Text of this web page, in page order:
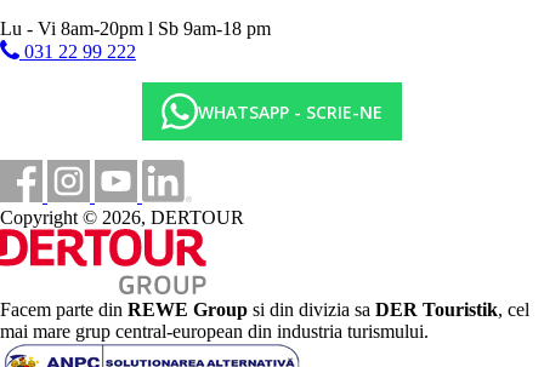
2 piscine exterioare (pentru adulti si copii)
SPA
salon de infrumusetare
inchirieri auto
inchiriere carucior pentru copii (contra cost)
club pentru copii (4-12 ani)
spalatorie
Descrierea plajei
plaja cu nisip si pietris, premiata cu steag albastru
170 m lungime
intrarea treptata in mare
la aproximativ 100 m de hotel
sezlonguri, umbrele si prosoape de plaja gratuite
bar pe plaja (in cadrul Ultra All Inclusive)
Lu - Vi 8am-20pm l Sb 9am-18 pm
031 22 99 222
WHATSAPP - SCRIE-NE
Copyright © 2026, DERTOUR
Facem parte din REWE Group si din divizia sa DER Touristik, cel
mai mare grup central-european din industria turismului.